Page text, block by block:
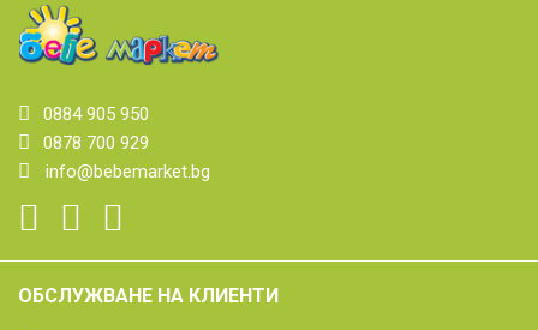
0884 905 950
0878 700 929
info@bebemarket.bg
ОБСЛУЖВАНЕ НА КЛИЕНТИ